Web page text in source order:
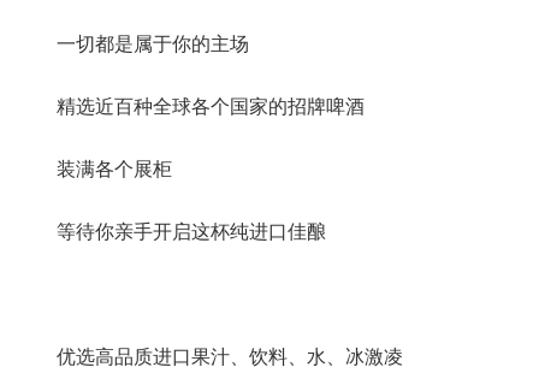
一切都是属于你的主场
精选近百种全球各个国家的招牌啤酒
装满各个展柜
等待你亲手开启这杯纯进口佳酿
优选高品质进口果汁、饮料、水、冰激凌